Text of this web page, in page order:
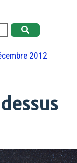
2012